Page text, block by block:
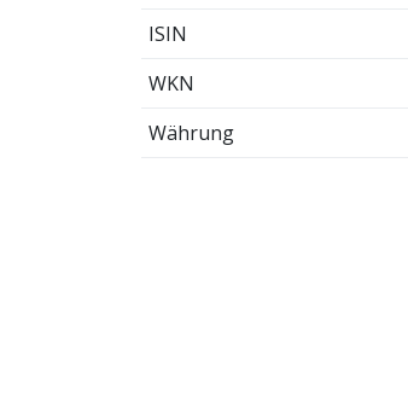
ISIN
WKN
Währung